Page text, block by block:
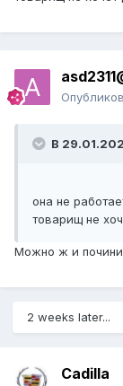
В
она не
товарищ не
Можно ж и
2 weeks later...
Cadilla